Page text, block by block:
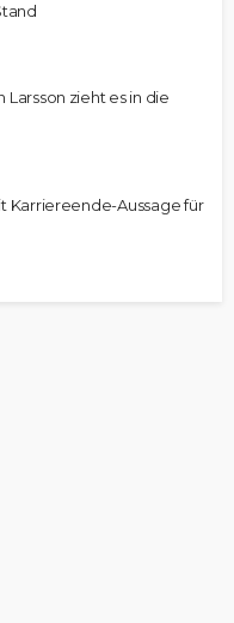
zieht es in die
Karriereende-Aussage für